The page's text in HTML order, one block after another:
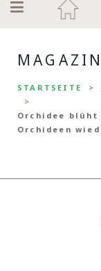
MAGAZIN
STARTSEITE
Orchidee blüht
Orchideen